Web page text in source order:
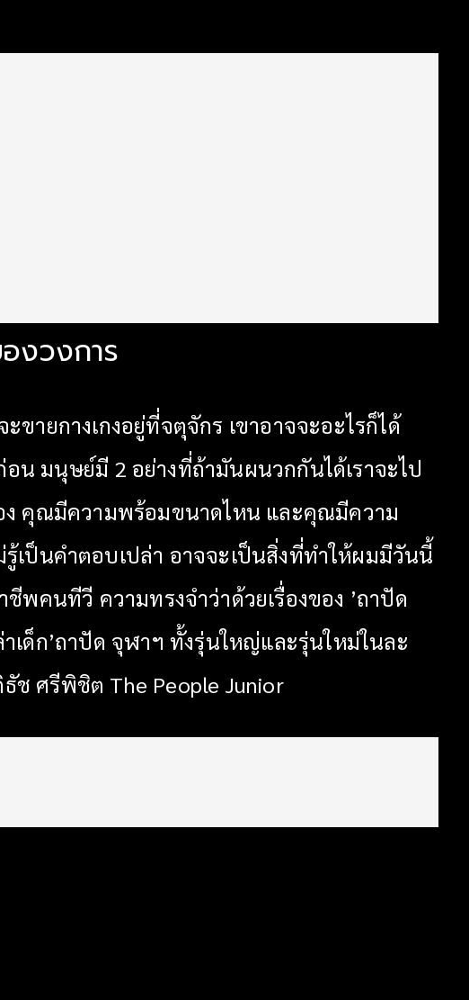
งวงการ
ายกางเกงอยู่ที่จตุจักร เขาอาจจะอะไรก็ได้
น มนุษย์มี 2 อย่างที่ถ้ามันผนวกกันได้เราจะไป
ง คุณมีความพร้อมขนาดไหน และคุณมีความ
เป็นคำตอบเปล่า อาจจะเป็นสิ่งที่ทำให้ผมมีวันนี้
คนทีวี ความทรงจำว่าด้วยเรื่องของ ’ถาปัด
เด็ก’ถาปัด จุฬาฯ ทั้งรุ่นใหญ่และรุ่นใหม่ในละ
ช ศรีพิชิต The People Junior